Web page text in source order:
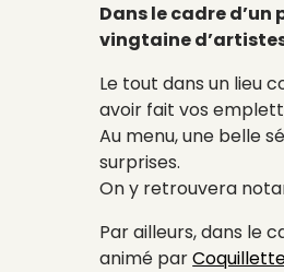
Dans le cadre d’un
vingtaine
Le tout dans un lieu
avoir fait vos
Au menu, une belle
surprises.
On y retrouvera
Par ailleurs, dans le
animé par